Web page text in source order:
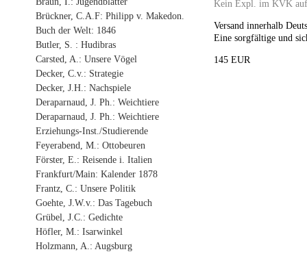
Brückner, C.A.F: Philipp v. Makedon.
Buch der Welt: 1846
Butler, S. : Hudibras
Carsted, A.: Unsere Vögel
Decker, C.v.: Strategie
Decker, J.H.: Nachspiele
Deraparnaud, J. Ph.: Weichtiere
Deraparnaud, J. Ph.: Weichtiere
Erziehungs-Inst./Studierende
Feyerabend, M.: Ottobeuren
Förster, E.: Reisende i. Italien
Frankfurt/Main: Kalender 1878
Frantz, C.: Unsere Politik
Goehte, J.W.v.: Das Tagebuch
Grübel, J.C.: Gedichte
Höfler, M.: Isarwinkel
Holzmann, A.: Augsburg
Kein Expl. im KVK
Versand innerhalb
Eine sorgfältige und
145 EUR